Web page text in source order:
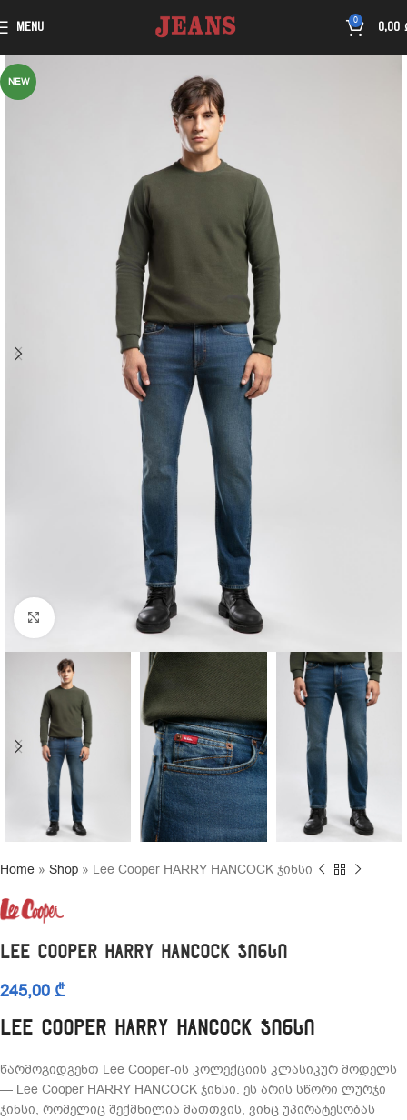
MENU
0
0,00
NEW
Click to enlarge
Home » Shop » Lee Cooper HARRY HANCOCK ჯინსი
Lee Cooper HARRY HANCOCK ჯინსი
245,00 ₾
Lee Cooper HARRY HANCOCK ჯინსი
წარმოგიდგენთ Lee Cooper-ის კოლექციის კლასიკურ მოდელს
— Lee Cooper HARRY HANCOCK ჯინსი. ეს არის სწორი ლურჯი
ჯინსი, რომელიც შექმნილია მათთვის, ვინც უპირატესობას